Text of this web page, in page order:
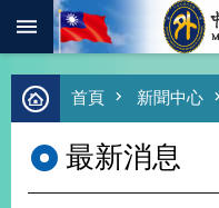
跳到主要內容區塊
進
階
尋
熱
首頁 新聞中心
最新消息